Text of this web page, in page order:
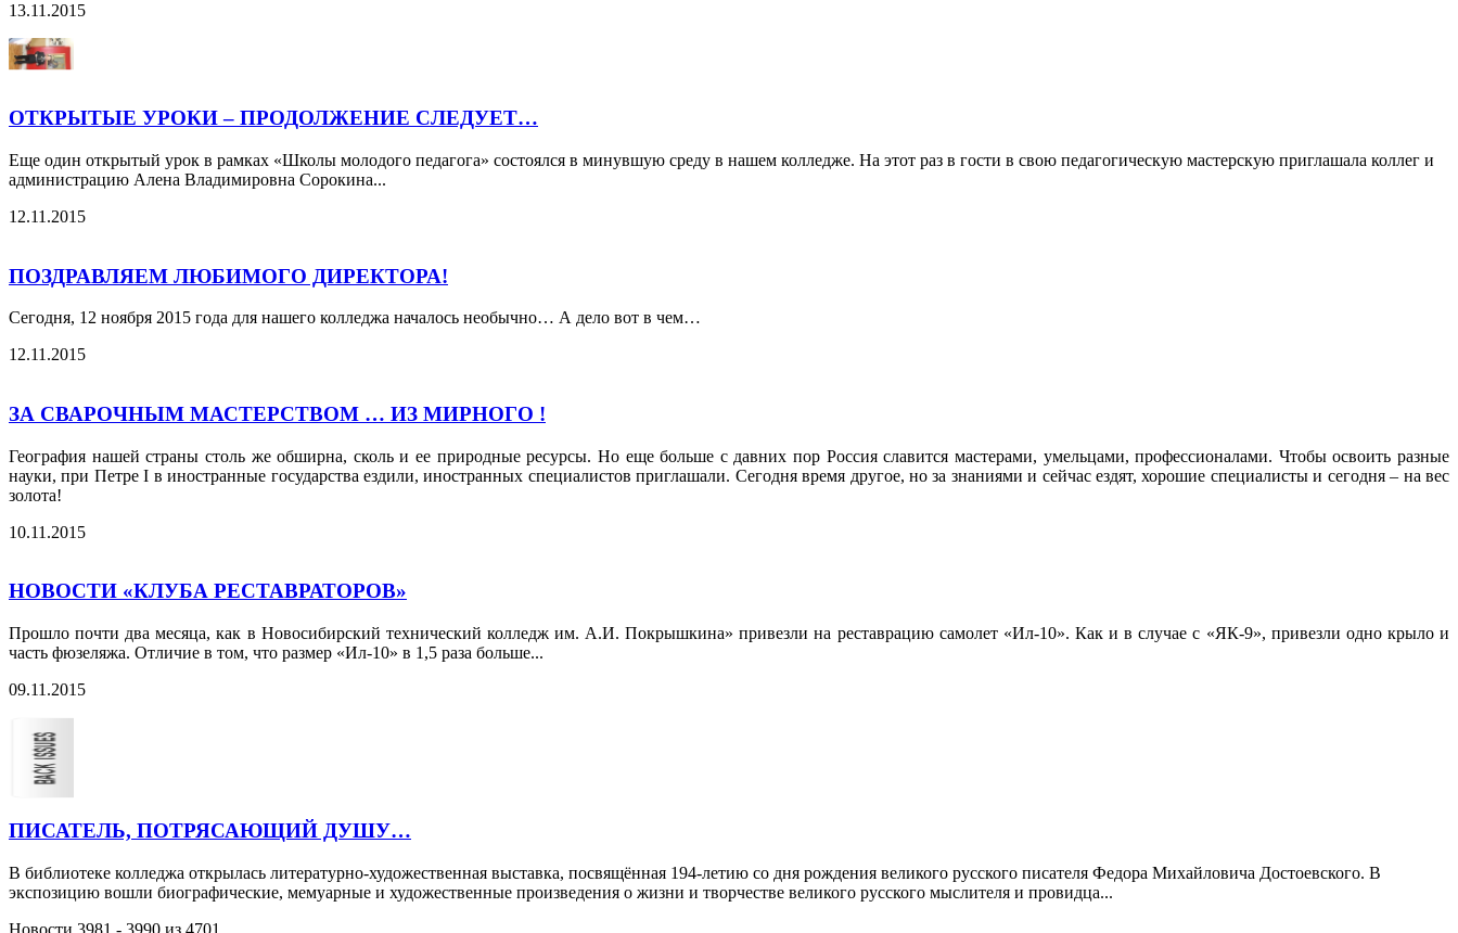
13.11.2015
ОТКРЫТЫЕ УРОКИ – ПРОДОЛЖЕНИЕ СЛЕДУЕТ…
Еще один открытый урок в рамках «Школы молодого педагога» состоялся в минувшую среду в нашем колледже. На этот раз в гости в свою педагогическую мастерскую приглашала коллег и
администрацию Алена Владимировна Сорокина...
12.11.2015
ПОЗДРАВЛЯЕМ ЛЮБИМОГО ДИРЕКТОРА!
Сегодня, 12 ноября 2015 года для нашего колледжа началось необычно… А дело вот в чем…
12.11.2015
ЗА СВАРОЧНЫМ МАСТЕРСТВОМ … ИЗ МИРНОГО !
География нашей страны столь же обширна, сколь и ее природные ресурсы. Но еще больше с давних пор Россия славится мастерами, умельцами, профессионалами. Чтобы освоить разные
науки, при Петре I в иностранные государства ездили, иностранных специалистов приглашали. Сегодня время другое, но за знаниями и сейчас ездят, хорошие специалисты и сегодня – на вес
золота!
10.11.2015
НОВОСТИ «КЛУБА РЕСТАВРАТОРОВ»
Прошло почти два месяца, как в Новосибирский технический колледж им. А.И. Покрышкина» привезли на реставрацию самолет «Ил-10». Как и в случае с «ЯК-9», привезли одно крыло и
часть фюзеляжа. Отличие в том, что размер «Ил-10» в 1,5 раза больше...
09.11.2015
ПИСАТЕЛЬ, ПОТРЯСАЮЩИЙ ДУШУ…
В библиотеке колледжа открылась литературно-художественная выставка, посвящённая 194-летию со дня рождения великого русского писателя Федора Михайловича Достоевского. В
экспозицию вошли биографические, мемуарные и художественные произведения о жизни и творчестве великого русского мыслителя и провидца...
Новости 3981 - 3990 из 4701